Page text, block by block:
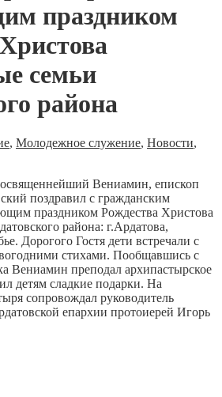
праздником
семьи
района
, Молодежное служение, Новости,
Вениамин, епископ
поздравил с гражданским
праздником Рождества Христова
района: г.Ардатова,
Дорогого Гостя дети встречали с
стихами. Пообщавшись с
Вениамин преподал архипастырское
детям сладкие подарки. На
сопровождал руководитель
епархии протоиерей Игорь